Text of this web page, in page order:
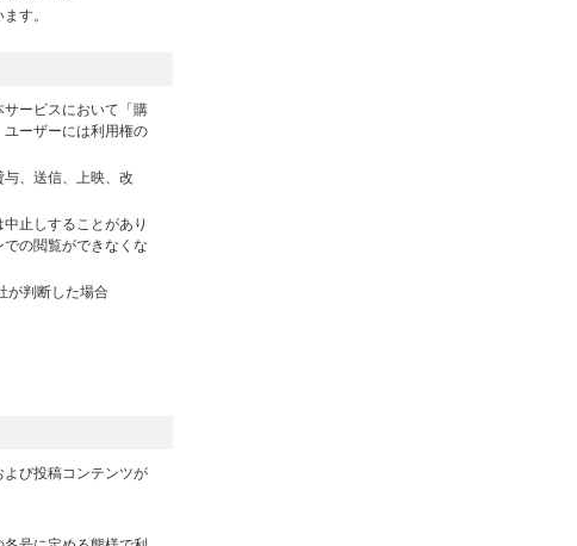
す。
ービスにおいて「購
ーザーには利用権の
、送信、上映、改
止しすることがあり
の閲覧ができなくな
が判断した場合
び投稿コンテンツが